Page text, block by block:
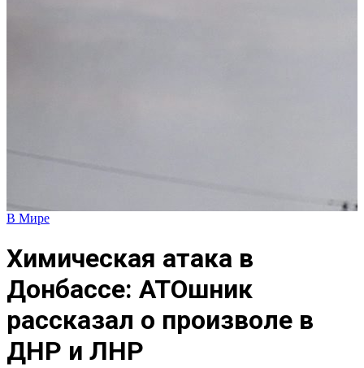
В Мире
Химическая атака в
Донбассе: АТОшник
рассказал о произволе в
ДНР и ЛНР